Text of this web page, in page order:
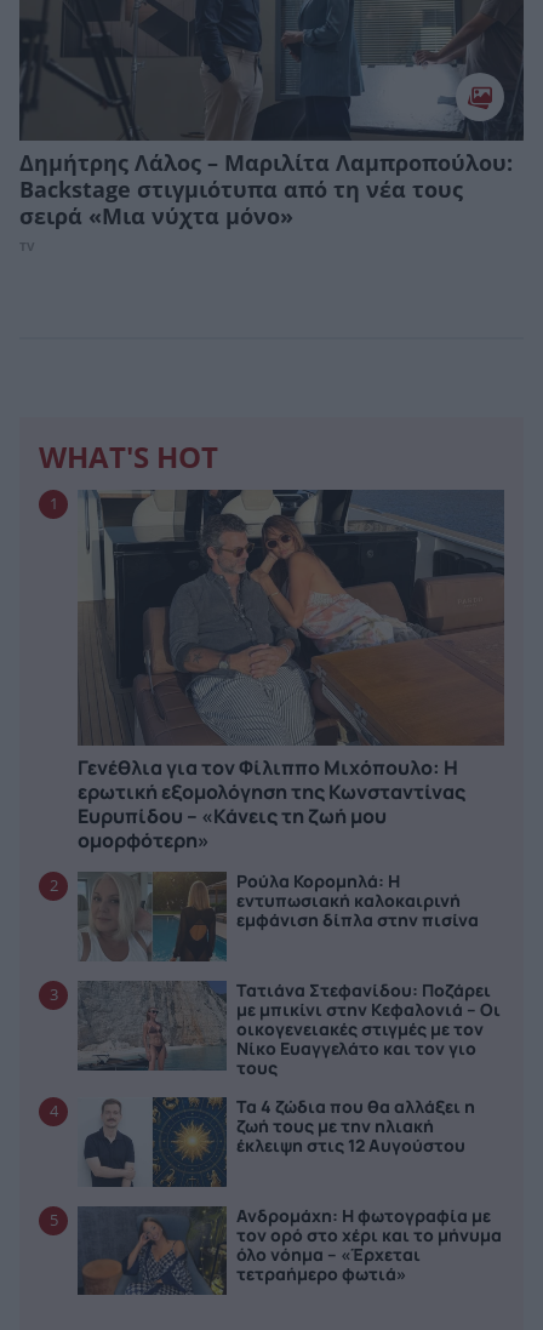
Δημήτρης Λάλος – Μαριλίτα Λαμπροπούλου:
Backstage στιγμιότυπα από τη νέα τους
σειρά «Μια νύχτα μόνο»
TV
WHAT'S HOT
1
Γενέθλια για τον Φίλιππο Μιχόπουλο: Η
ερωτική εξομολόγηση της Κωνσταντίνας
Ευρυπίδου – «Κάνεις τη ζωή μου
ομορφότερη»
2
Ρούλα Κορομηλά: Η
εντυπωσιακή καλοκαιρινή
εμφάνιση δίπλα στην πισίνα
3
Τατιάνα Στεφανίδου: Ποζάρει
με μπικίνι στην Κεφαλονιά – Οι
οικογενειακές στιγμές με τον
Νίκο Ευαγγελάτο και τον γιο
τους
4
Τα 4 ζώδια που θα αλλάξει η
ζωή τους με την ηλιακή
έκλειψη στις 12 Αυγούστου
5
Ανδρομάχη: Η φωτογραφία με
τον ορό στο χέρι και το μήνυμα
όλο νόημα – «Έρχεται
τετραήμερο φωτιά»